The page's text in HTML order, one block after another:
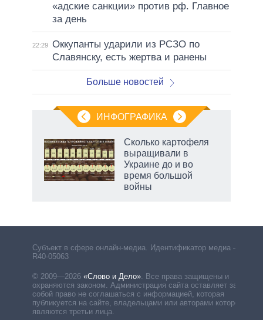
«адские санкции» против рф. Главное
за день
22:29 Оккупанты ударили из РСЗО по
Славянску, есть жертва и ранены
Больше новостей
ИНФОГРАФИКА
Сколько картофеля
выращивали в
Украине до и во
время большой
войны
Субъект в сфере онлайн-медиа. Идентификатор медиа –
R40-05063
© 2009—2026 «Слово и Дело». Все права защищены и
охраняются законом. Администрация сайта оставляет за
собой право не соглашаться с информацией, которая
публикуется на сайте, владельцами или авторами которой
являются третьи лица.